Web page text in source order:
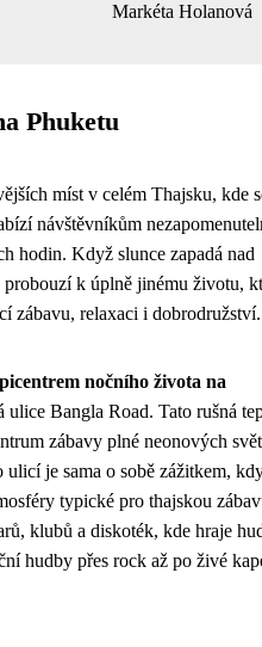
Markéta Holanová
Phuketu
míst v celém Thajsku, kde
návštěvníkům
hodin. Když slunce zapadá nad
probouzí k úplně jinému životu,
zábavu, relaxaci i dobrodružství.
nočního života na
ulice Bangla Road. Tato rušná
zábavy plné neonových
je sama o sobě zážitkem,
typické pro thajskou
klubů a diskoték, kde hraje
hudby přes rock až po živé